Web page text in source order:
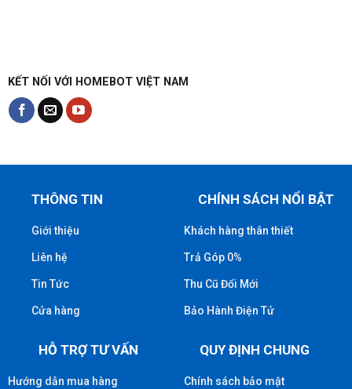
KẾT NỐI VỚI HOMEBOT VIỆT NAM
THÔNG TIN
Giới thiệu
Liên hệ
Tin Tức
Cửa hàng
CHÍNH SÁCH NỔI BẬT
Khách hàng thân thiết
Trả Góp 0%
Thu Cũ Đổi Mới
Bảo Hành Điện Tử
HỖ TRỢ TƯ VẤN
Hướng dẫn mua hàng
QUY ĐỊNH CHUNG
Chính sách bảo mật